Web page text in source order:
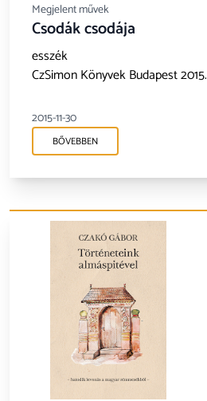
Megjelent művek
Csodák csodája
esszék
CzSimon Könyvek Budapest 2015.
2015-11-30
BŐVEBBEN